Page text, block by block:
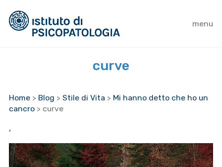
menu
curve
Home > Blog > Stile di Vita > Mi hanno detto che ho un
cancro > curve
,